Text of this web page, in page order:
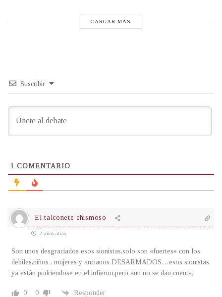
CARGAR MÁS
Suscribir
1 COMENTARIO
El talconete chismoso
2 años atrás
Son unos desgraciados esos sionistas,solo son «fuertes» con los
debiles,niños , mujeres y ancianos DESARMADOS…esos sionistas
ya estàn pudriendose en el infierno,pero aun no se dan cuenta.
0 0 Responder